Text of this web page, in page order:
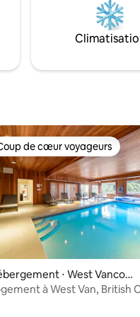
5
de cœur voyageurs
de cœur voyageurs
⋅ West Vancou
à West Van, British